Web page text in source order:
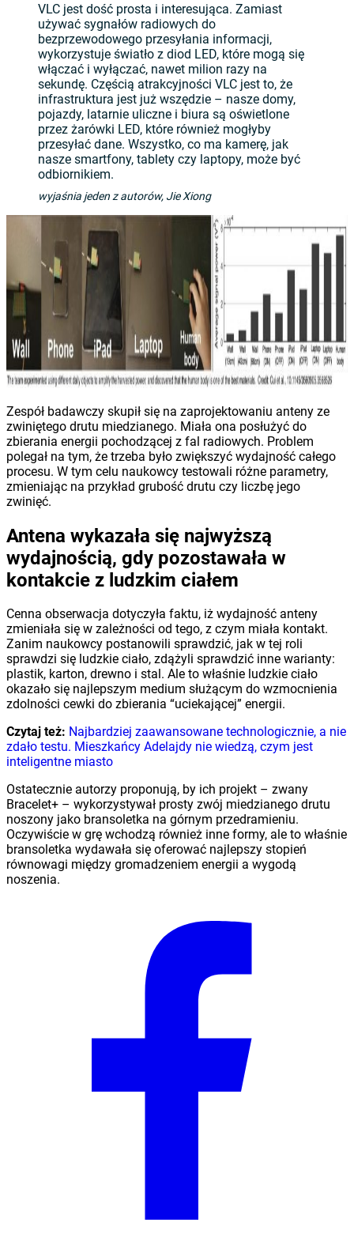
VLC jest dość prosta i interesująca. Zamiast
używać sygnałów radiowych do
bezprzewodowego przesyłania informacji,
wykorzystuje światło z diod LED, które mogą się
włączać i wyłączać, nawet milion razy na
sekundę. Częścią atrakcyjności VLC jest to, że
infrastruktura jest już wszędzie – nasze domy,
pojazdy, latarnie uliczne i biura są oświetlone
przez żarówki LED, które również mogłyby
przesyłać dane. Wszystko, co ma kamerę, jak
nasze smartfony, tablety czy laptopy, może być
odbiornikiem.
wyjaśnia jeden z autorów, Jie Xiong
Zespół badawczy skupił się na zaprojektowaniu anteny ze
zwiniętego drutu miedzianego. Miała ona posłużyć do
zbierania energii pochodzącej z fal radiowych. Problem
polegał na tym, że trzeba było zwiększyć wydajność całego
procesu. W tym celu naukowcy testowali różne parametry,
zmieniając na przykład grubość drutu czy liczbę jego
zwinięć.
Antena wykazała się najwyższą
wydajnością, gdy pozostawała w
kontakcie z ludzkim ciałem
Cenna obserwacja dotyczyła faktu, iż wydajność anteny
zmieniała się w zależności od tego, z czym miała kontakt.
Zanim naukowcy postanowili sprawdzić, jak w tej roli
sprawdzi się ludzkie ciało, zdążyli sprawdzić inne warianty:
plastik, karton, drewno i stal. Ale to właśnie ludzkie ciało
okazało się najlepszym medium służącym do wzmocnienia
zdolności cewki do zbierania “uciekającej” energii.
Czytaj też: Najbardziej zaawansowane technologicznie, a nie
zdało testu. Mieszkańcy Adelajdy nie wiedzą, czym jest
inteligentne miasto
Ostatecznie autorzy proponują, by ich projekt – zwany
Bracelet+ – wykorzystywał prosty zwój miedzianego drutu
noszony jako bransoletka na górnym przedramieniu.
Oczywiście w grę wchodzą również inne formy, ale to właśnie
bransoletka wydawała się oferować najlepszy stopień
równowagi między gromadzeniem energii a wygodą
noszenia.